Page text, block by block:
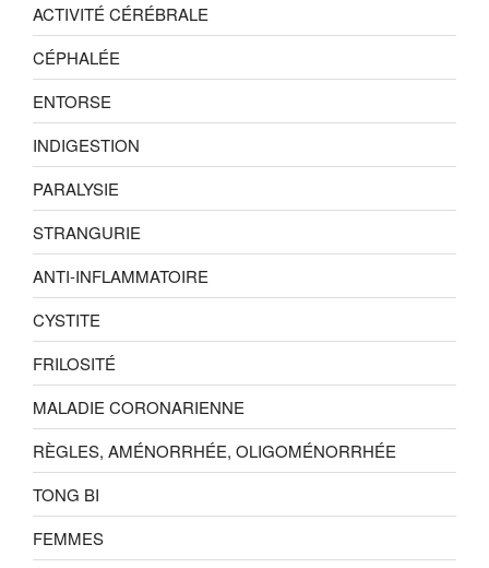
ACTIVITÉ CÉRÉBRALE
CÉPHALÉE
ENTORSE
INDIGESTION
PARALYSIE
STRANGURIE
ANTI-INFLAMMATOIRE
CYSTITE
FRILOSITÉ
MALADIE CORONARIENNE
RÈGLES, AMÉNORRHÉE, OLIGOMÉNORRHÉE
TONG BI
FEMMES